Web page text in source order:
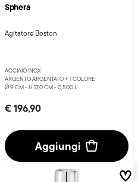
Sphera
Agitatore Boston
ACCIAIO INOX
ARGENTO ARGENTATO + 1 COLORE
Ø 9 CM - H 17,0 CM - 0,500 L
€ 196,90
Aggiungi